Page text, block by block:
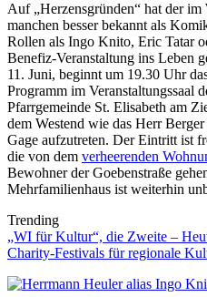
Auf „Herzensgründen“ hat der
manchen besser bekannt als
Rollen als Ingo Knito, Eric Tatar
Benefiz-Veranstaltung ins Leben
11. Juni, beginnt um 19.30 Uhr
Programm im Veranstaltungssaal
Pfarrgemeinde St. Elisabeth am
dem Westend wie das Herr
Gage aufzutreten. Der Eintritt ist
die von dem verheerenden
Bewohner der Goebenstraße
Mehrfamilienhaus ist weiterhin
Trending
„WI für Kultur“, die Zweite –
Charity-Festivals für regionale